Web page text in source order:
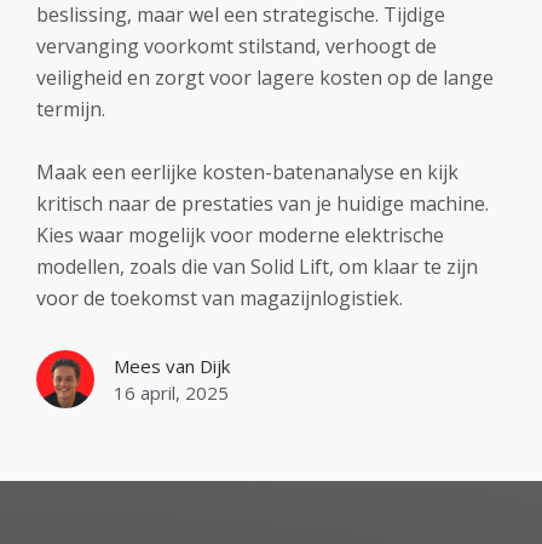
beslissing, maar wel een strategische. Tijdige
vervanging voorkomt stilstand, verhoogt de
veiligheid en zorgt voor lagere kosten op de lange
termijn.
Maak een eerlijke kosten-batenanalyse en kijk
kritisch naar de prestaties van je huidige machine.
Kies waar mogelijk voor moderne elektrische
modellen, zoals die van Solid Lift, om klaar te zijn
voor de toekomst van magazijnlogistiek.
Mees van Dijk
16 april, 2025